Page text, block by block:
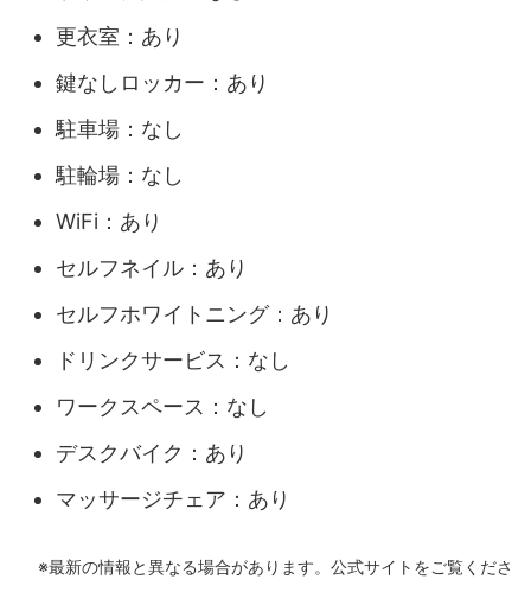
更衣室：あり
鍵なしロッカー：あり
駐車場：なし
駐輪場：なし
WiFi：あり
セルフネイル：あり
セルフホワイトニング：あり
ドリンクサービス：なし
ワークスペース：なし
デスクバイク：あり
マッサージチェア：あり
※最新の情報と異なる場合があります。公式サイトをご覧くださ